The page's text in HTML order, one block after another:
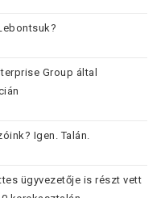
Group által
Igen. Talán.
ügyvezetője is részt vett